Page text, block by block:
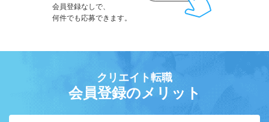
会員登録なしで、
何件でも応募できます。
クリエイト転職
会員登録のメリット